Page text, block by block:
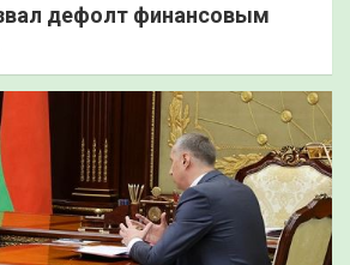
дефолт финансовым